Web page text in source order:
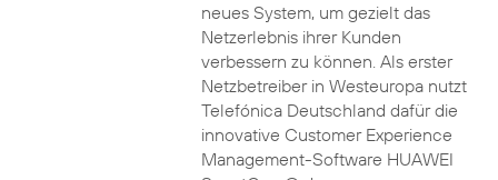
neues System, um gezielt das
Netzerlebnis ihrer Kunden
verbessern zu können. Als erster
Netzbetreiber in Westeuropa nutzt
Telefónica Deutschland dafür die
innovative Customer Experience
Management-Software HUAWEI